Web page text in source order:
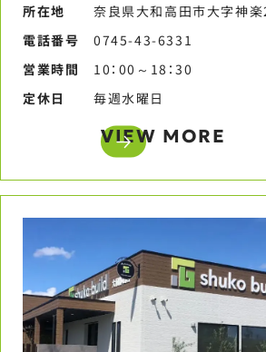
所在地
奈良県大和高田市大字神
電話番号​
0745-43-6331​
営業時間​
10：00～18：30​
定休日​
毎週水曜日​
VIEW MORE